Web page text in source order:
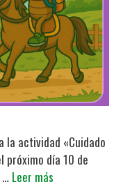
la actividad «Cuidado
próximo día 10 de
… Leer más